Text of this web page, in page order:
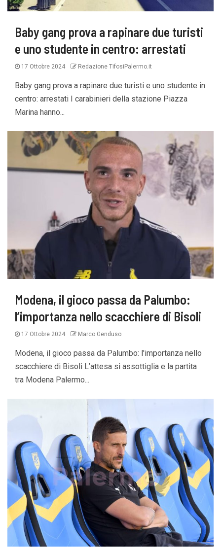
Baby gang prova a rapinare due turisti
e uno studente in centro: arrestati
17 Ottobre 2024 Redazione TifosiPalermo.it
Baby gang prova a rapinare due turisti e uno studente in
centro: arrestati I carabinieri della stazione Piazza
Marina hanno...
Modena, il gioco passa da Palumbo:
l’importanza nello scacchiere di Bisoli
17 Ottobre 2024 Marco Genduso
Modena, il gioco passa da Palumbo: l'importanza nello
scacchiere di Bisoli L’attesa si assottiglia e la partita
tra Modena Palermo...